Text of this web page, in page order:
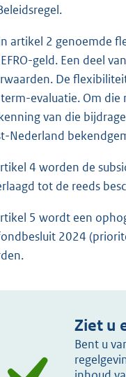
artikel 2 genoemde
geld. Een deel
De
evaluatie. Om
van die
Nederland
4 worden de
tot de reeds
5 wordt een
2024
Ziet u
Bent u